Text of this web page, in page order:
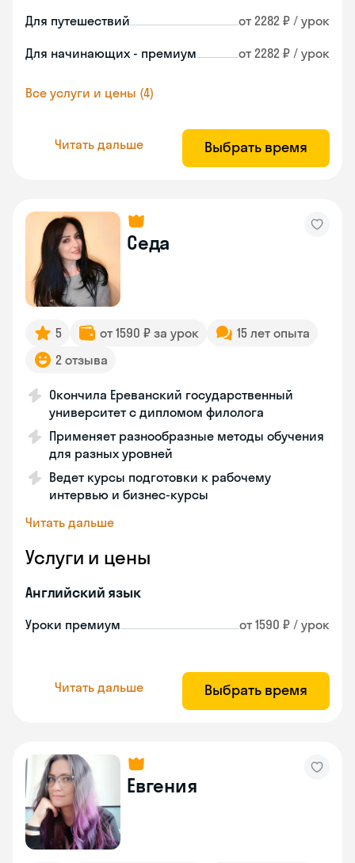
Для путешествий от 2282 ₽ / урок
Для начинающих - премиум от 2282 ₽ / урок
Все услуги и цены (4)
Читать дальше Выбрать время
Седа
5 от 1590 ₽ за урок
15 лет опыта
2 отзыва
Окончила Ереванский государственный
университет с дипломом филолога
Применяет разнообразные методы обучения
для разных уровней
Ведет курсы подготовки к рабочему
интервью и бизнес-курсы
Читать дальше
Услуги и цены
Английский язык
Уроки премиум от 1590 ₽ / урок
Читать дальше Выбрать время
Евгения